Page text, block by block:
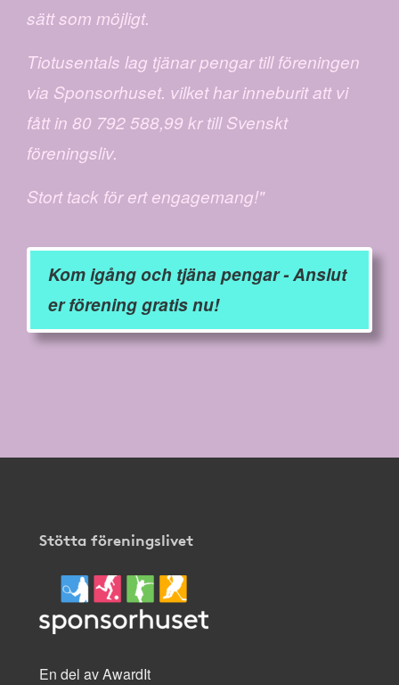
sätt som möjligt.
Tiotusentals lag tjänar pengar till föreningen
via Sponsorhuset. vilket har inneburit att vi
fått in 80 792 588,99 kr till Svenskt
föreningsliv.
Stort tack för ert engagemang!"
Kom igång och tjäna pengar - Anslut
er förening gratis nu!
Stötta föreningslivet
En del av AwardIt